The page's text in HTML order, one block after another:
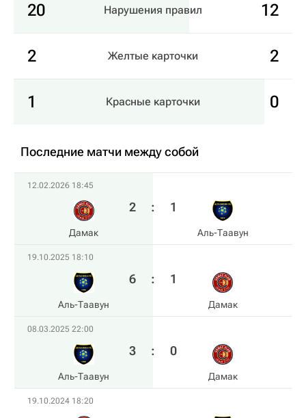
20 Нарушения правил 12
2 Желтые карточки 2
1 Красные карточки 0
Последние матчи между собой
12.02.2026 18:45
Дамак
2 : 1
Аль-Таавун
19.10.2025 18:10
Аль-Таавун
6 : 1
Дамак
08.03.2025 22:00
Аль-Таавун
3 : 0
Дамак
19.10.2024 18:20